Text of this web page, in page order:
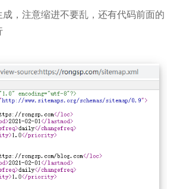
，注意缩进不要乱，还有代码前面的